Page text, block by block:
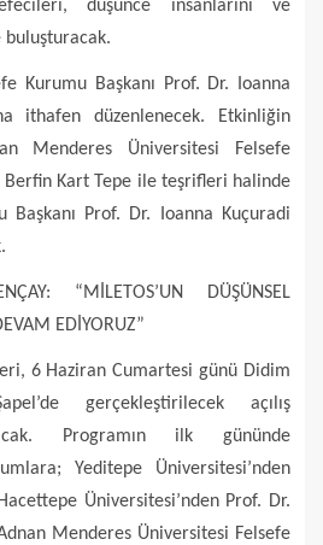
düşünce insanlarını ve
buluşturacak.
Kurumu Başkanı Prof. Dr. Ioanna
ithafen düzenlenecek. Etkinliğin
Menderes Üniversitesi Felsefe
Berfin Kart Tepe ile teşrifleri halinde
Başkanı Prof. Dr. Ioanna Kuçuradi
“MİLETOS’UN DÜŞÜNSEL
EDİYORUZ”
6 Haziran Cumartesi günü Didim
gerçekleştirilecek açılış
Programın ilk gününde
Yeditepe Üniversitesi’nden
Üniversitesi’nden Prof. Dr.
Menderes Üniversitesi Felsefe